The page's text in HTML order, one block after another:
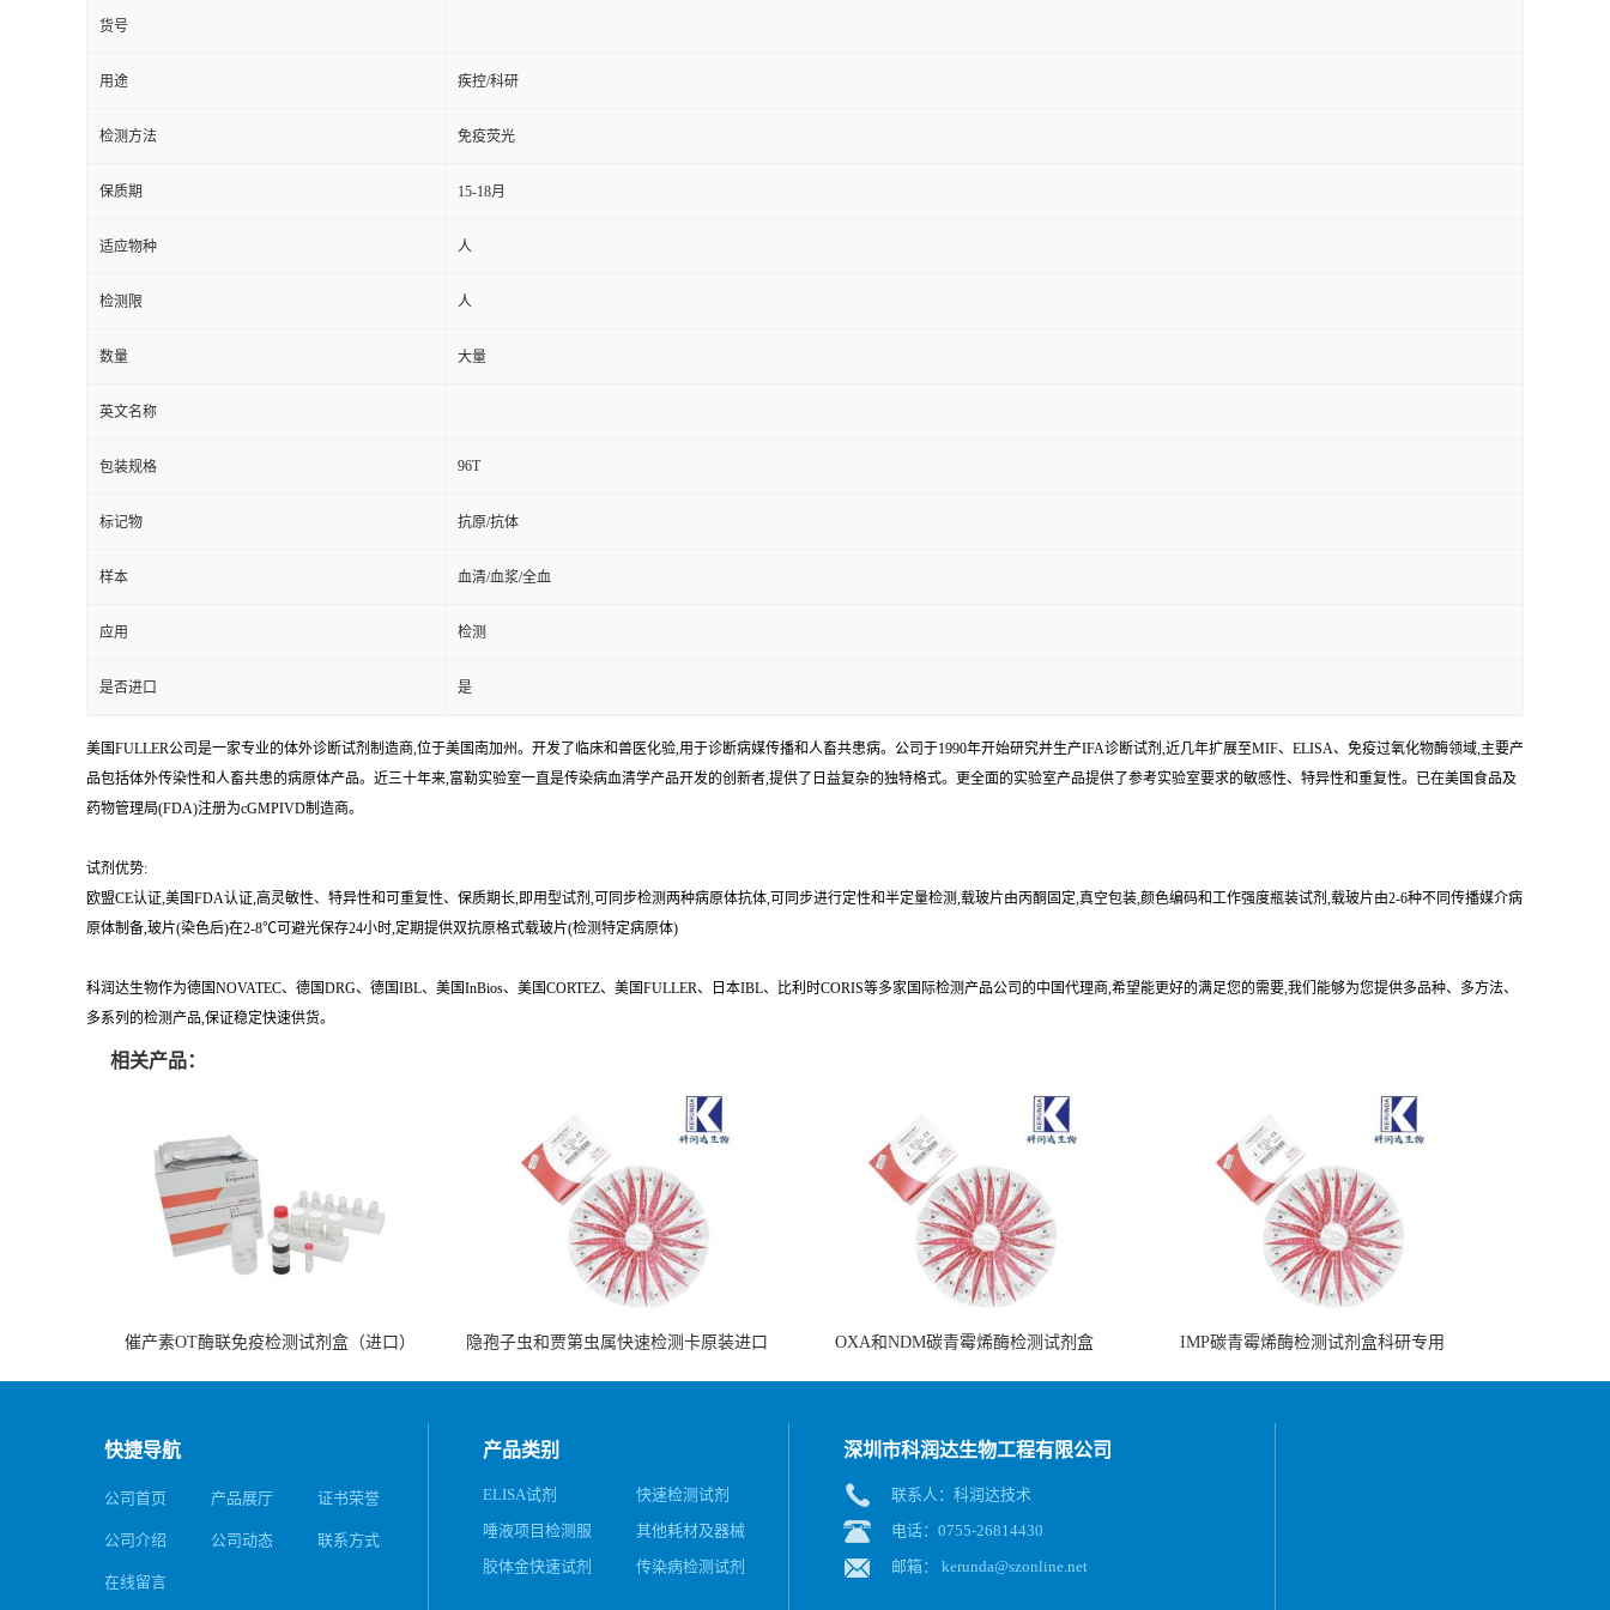
货号
用途 疾控/科研
检测方法 免疫荧光
保质期 15-18月
适应物种 人
检测限 人
数量 大量
英文名称
包装规格 96T
标记物 抗原/抗体
样本 血清/血浆/全血
应用 检测
是否进口 是
美国FULLER公司是一家专业的体外诊断试剂制造商,位于美国南加州。开发了临床和兽医化验,用于诊断病媒传播和人畜共患病。公司于1990年开始研究并生产IFA诊断试剂,近几年扩展至MIF、ELISA、免疫过氧化物酶领域,主要产
品包括体外传染性和人畜共患的病原体产品。近三十年来,富勒实验室一直是传染病血清学产品开发的创新者,提供了日益复杂的独特格式。更全面的实验室产品提供了参考实验室要求的敏感性、特异性和重复性。已在美国食品及
药物管理局(FDA)注册为cGMPIVD制造商。
试剂优势:
欧盟CE认证,美国FDA认证,高灵敏性、特异性和可重复性、保质期长,即用型试剂,可同步检测两种病原体抗体,可同步进行定性和半定量检测,载玻片由丙酮固定,真空包装,颜色编码和工作强度瓶装试剂,载玻片由2-6种不同传播媒介病
原体制备,玻片(染色后)在2-8℃可避光保存24小时,定期提供双抗原格式载玻片(检测特定病原体)
科润达生物作为德国NOVATEC、德国DRG、德国IBL、美国InBios、美国CORTEZ、美国FULLER、日本IBL、比利时CORIS等多家国际检测产品公司的中国代理商,希望能更好的满足您的需要,我们能够为您提供多品种、多方法、
多系列的检测产品,保证稳定快速供货。
相关产品：
催产素OT酶联免疫检测试剂盒（进口） 隐孢子虫和贾第虫属快速检测卡原装进口 OXA和NDM碳青霉烯酶检测试剂盒 IMP碳青霉烯酶检测试剂盒科研专用
快捷导航
公司首页 产品展厅 证书荣誉
公司介绍 公司动态 联系方式
在线留言
产品类别
ELISA试剂
快速检测试剂
唾液项目检测服
务
其他耗材及器械
胶体金快速试剂
传染病检测试剂
深圳市科润达生物工程有限公司
联系人：科润达技术
电话：0755-26814430
邮箱： kerunda@szonline.net